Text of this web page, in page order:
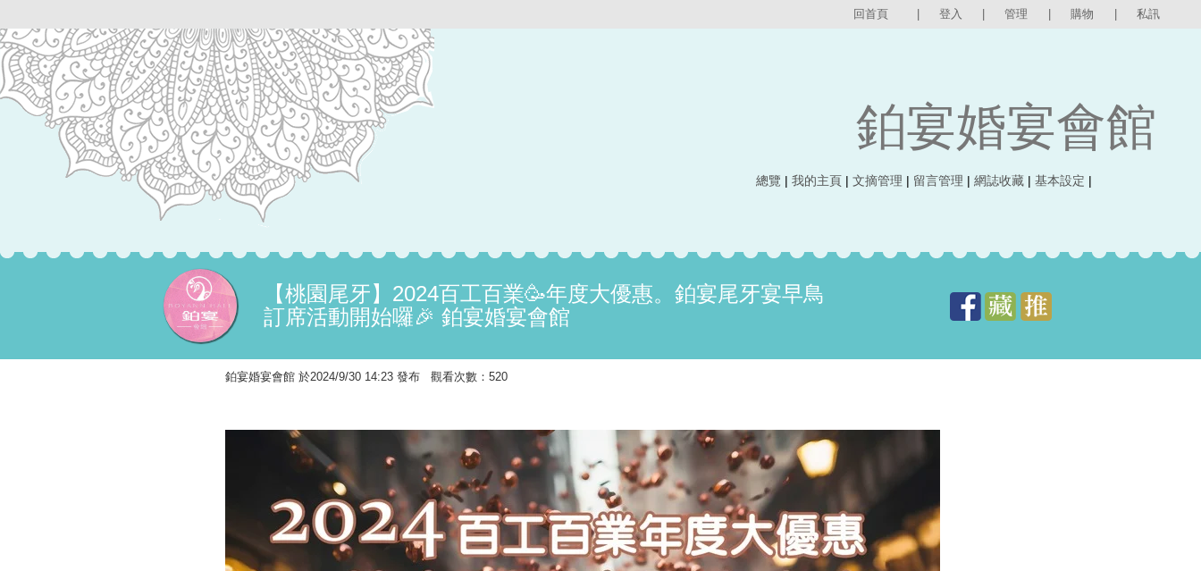
回首頁 登入 管理 購物 私訊
鉑宴婚宴會館
總覽 | 我的主頁 | 文摘管理 | 留言管理 | 網誌收藏 | 基本設定 |
【桃園尾牙】2024百工百業🥳年度大優惠。鉑宴尾牙宴早鳥
訂席活動開始囉🎉 鉑宴婚宴會館
鉑宴婚宴會館 於2024/9/30 14:23 發布 觀看次數：520